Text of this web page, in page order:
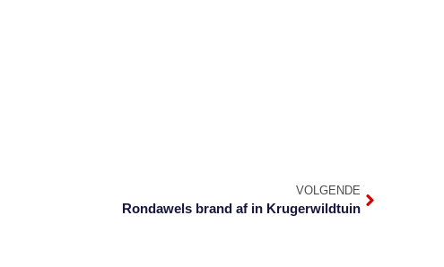
VOLGENDE
Rondawels brand af in Krugerwildtuin